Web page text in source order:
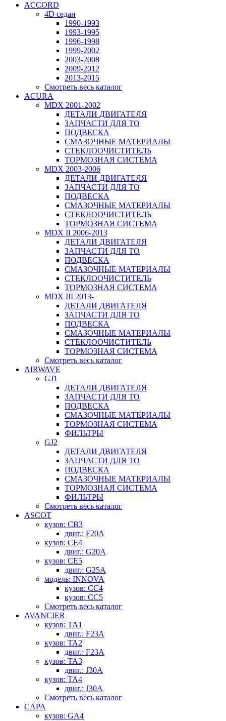
ACCORD
4D седан
1990-1993
1993-1995
1996-1998
1999-2002
2003-2008
2009-2012
2013-2015
Смотреть весь каталог
ACURA
MDX 2001-2002
ДЕТАЛИ ДВИГАТЕЛЯ
ЗАПЧАСТИ ДЛЯ ТО
ПОДВЕСКА
СМАЗОЧНЫЕ МАТЕРИАЛЫ
СТЕКЛООЧИСТИТЕЛЬ
ТОРМОЗНАЯ СИСТЕМА
MDX 2003-2006
ДЕТАЛИ ДВИГАТЕЛЯ
ЗАПЧАСТИ ДЛЯ ТО
ПОДВЕСКА
СМАЗОЧНЫЕ МАТЕРИАЛЫ
СТЕКЛООЧИСТИТЕЛЬ
ТОРМОЗНАЯ СИСТЕМА
MDX II 2006-2013
ДЕТАЛИ ДВИГАТЕЛЯ
ЗАПЧАСТИ ДЛЯ ТО
ПОДВЕСКА
СМАЗОЧНЫЕ МАТЕРИАЛЫ
СТЕКЛООЧИСТИТЕЛЬ
ТОРМОЗНАЯ СИСТЕМА
MDX III 2013-
ДЕТАЛИ ДВИГАТЕЛЯ
ЗАПЧАСТИ ДЛЯ ТО
ПОДВЕСКА
СМАЗОЧНЫЕ МАТЕРИАЛЫ
СТЕКЛООЧИСТИТЕЛЬ
ТОРМОЗНАЯ СИСТЕМА
Смотреть весь каталог
AIRWAVE
GJ1
ДЕТАЛИ ДВИГАТЕЛЯ
ЗАПЧАСТИ ДЛЯ ТО
ПОДВЕСКА
СМАЗОЧНЫЕ МАТЕРИАЛЫ
ТОРМОЗНАЯ СИСТЕМА
ФИЛЬТРЫ
GJ2
ДЕТАЛИ ДВИГАТЕЛЯ
ЗАПЧАСТИ ДЛЯ ТО
ПОДВЕСКА
СМАЗОЧНЫЕ МАТЕРИАЛЫ
ТОРМОЗНАЯ СИСТЕМА
ФИЛЬТРЫ
Смотреть весь каталог
ASCOT
кузов: CB3
двиг.: F20A
кузов: CE4
двиг.: G20A
кузов: CE5
двиг.: G25A
модель: INNOVA
кузов: CC4
кузов: CC5
Смотреть весь каталог
AVANCIER
кузов: TA1
двиг.: F23A
кузов: TA2
двиг.: F23A
кузов: TA3
двиг.: J30A
кузов: TA4
двиг.: J30A
Смотреть весь каталог
CAPA
кузов: GA4